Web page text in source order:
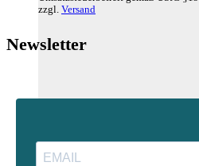
zzgl. Versand
Newsletter